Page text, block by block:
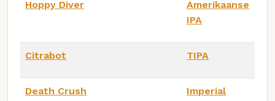
Hoppy Diver
Amerikaanse
IPA
Citrabot TIPA
Death Crush
Imperial